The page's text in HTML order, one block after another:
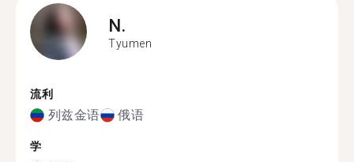
N.
Tyumen
流利
列兹金语 俄语
学